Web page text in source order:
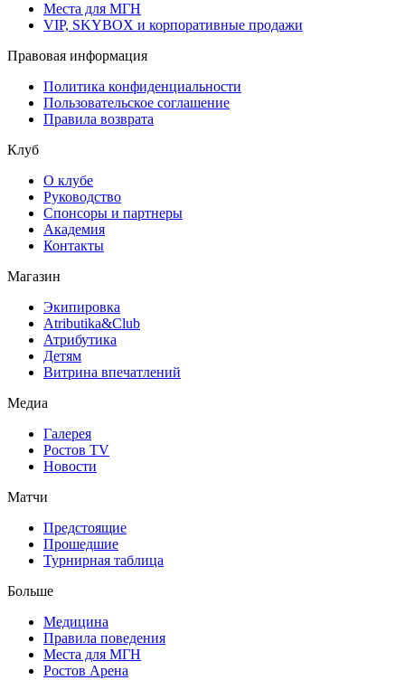
Места для МГН
VIP, SKYBOX и корпоративные продажи
Правовая информация
Политика конфиденциальности
Пользовательское соглашение
Правила возврата
Клуб
О клубе
Руководство
Спонсоры и партнеры
Академия
Контакты
Магазин
Экипировка
Atributika&Club
Атрибутика
Детям
Витрина впечатлений
Медиа
Галерея
Ростов TV
Новости
Матчи
Предстоящие
Прошедшие
Турнирная таблица
Больше
Медицина
Правила поведения
Места для МГН
Ростов Арена